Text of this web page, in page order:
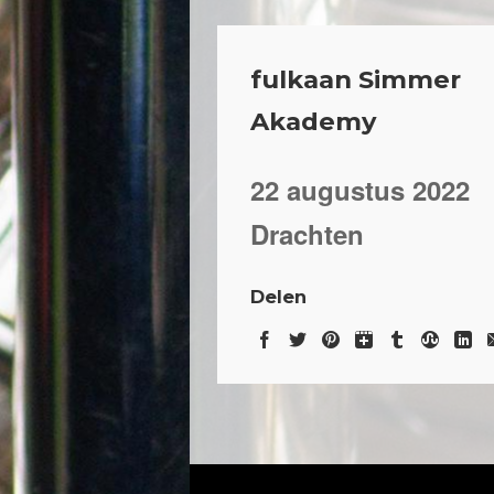
fulkaan Simmer
Akademy
22 augustus 2022
Drachten
Delen